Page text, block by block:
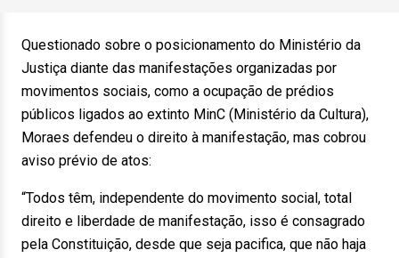
Questionado sobre o posicionamento do Ministério da
Justiça diante das manifestações organizadas por
movimentos sociais, como a ocupação de prédios
públicos ligados ao extinto MinC (Ministério da Cultura),
Moraes defendeu o direito à manifestação, mas cobrou
aviso prévio de atos:
“Todos têm, independente do movimento social, total
direito e liberdade de manifestação, isso é consagrado
pela Constituição, desde que seja pacifica, que não haja